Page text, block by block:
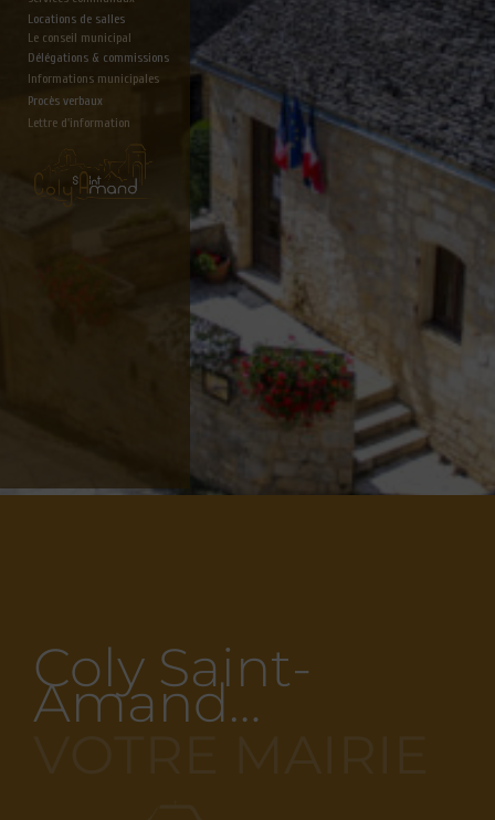
Locations de salles
Le conseil municipal
Délégations & commissions
Informations municipales
Lettre d'information
Procès verbaux
Coly Saint-
Amand…